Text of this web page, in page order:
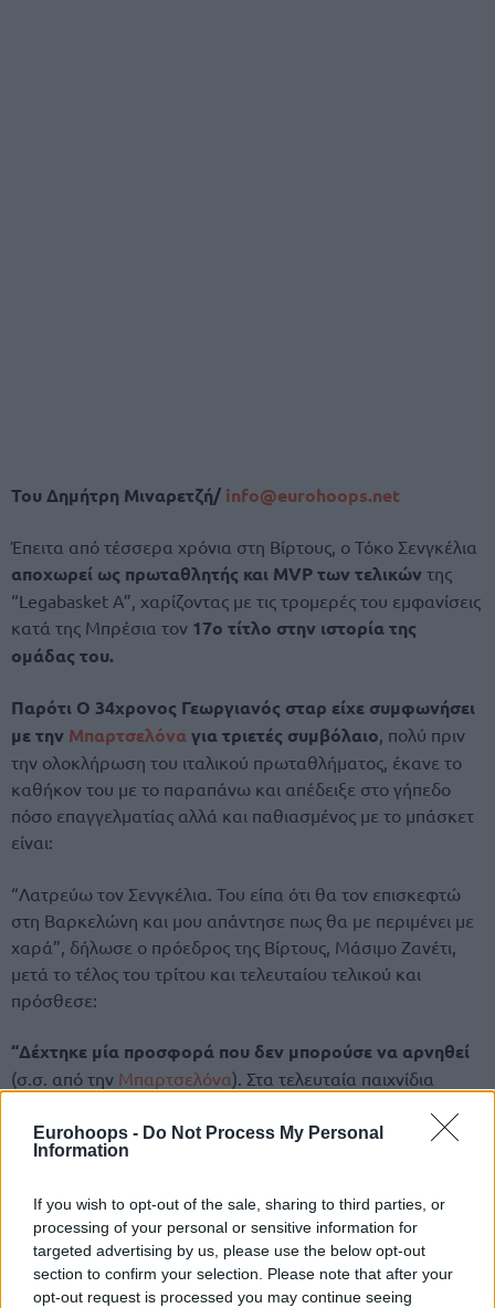
Eurohoops - Do Not Process My Personal
Information
If you wish to opt-out of the sale, sharing to third parties, or
processing of your personal or sensitive information for
targeted advertising by us, please use the below opt-out
section to confirm your selection. Please note that after your
opt-out request is processed you may continue seeing
Του Δημήτρη Μιναρετζή/ info@eurohoops.net
Έπειτα από τέσσερα χρόνια στη Βίρτους, ο Τόκο Σενγκέλια
αποχωρεί ως πρωταθλητής και MVP των τελικών της
“Legabasket A”, χαρίζοντας με τις τρομερές του εμφανίσεις
κατά της Μπρέσια τον 17ο τίτλο στην ιστορία της
ομάδας του.
Παρότι Ο 34χρονος Γεωργιανός σταρ είχε συμφωνήσει
με την Μπαρτσελόναγια τριετές συμβόλαιο, πολύ πριν
την ολοκλήρωση του ιταλικού πρωταθλήματος, έκανε το
καθήκον του με το παραπάνω και απέδειξε στο γήπεδο
πόσο επαγγελματίας αλλά και παθιασμένος με το μπάσκετ
είναι:
“Λατρεύω τον Σενγκέλια. Του είπα ότι θα τον επισκεφτώ
στη Βαρκελώνη και μου απάντησε πως θα με περιμένει με
χαρά”, δήλωσε ο πρόεδρος της Βίρτους, Μάσιμο Ζανέτι,
μετά το τέλος του τρίτου και τελευταίου τελικού και
πρόσθεσε:
“Δέχτηκε μία προσφορά που δεν μπορούσε να αρνηθεί
(σ.σ. από την Μπαρτσελόνα). Στα τελευταία παιχνίδια
στο παρελθόν. Ήταν εκπληκτικός. Παρότι υπέγραψε σε
άλλη ομάδα, έδειξε τεράστιο επαγγελματισμό”.
Στον τρίτο τελικό ο Σενγκέλια είχε πέτυχε31 πόντους, 9
ριμπάουντ και 5 ασίστ!